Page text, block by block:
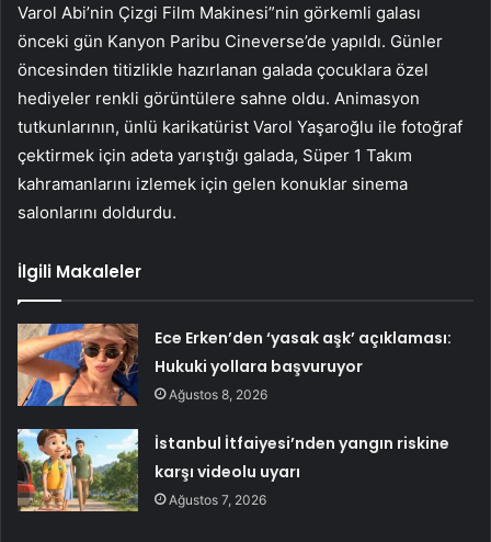
Varol Abi’nin Çizgi Film Makinesi”nin görkemli galası
önceki gün Kanyon Paribu Cineverse’de yapıldı. Günler
öncesinden titizlikle hazırlanan galada çocuklara özel
hediyeler renkli görüntülere sahne oldu. Animasyon
tutkunlarının, ünlü karikatürist Varol Yaşaroğlu ile fotoğraf
çektirmek için adeta yarıştığı galada, Süper 1 Takım
kahramanlarını izlemek için gelen konuklar sinema
salonlarını doldurdu.
İlgili Makaleler
Ece Erken’den ‘yasak aşk’ açıklaması:
Hukuki yollara başvuruyor
Ağustos 8, 2026
İstanbul İtfaiyesi’nden yangın riskine
karşı videolu uyarı
Ağustos 7, 2026